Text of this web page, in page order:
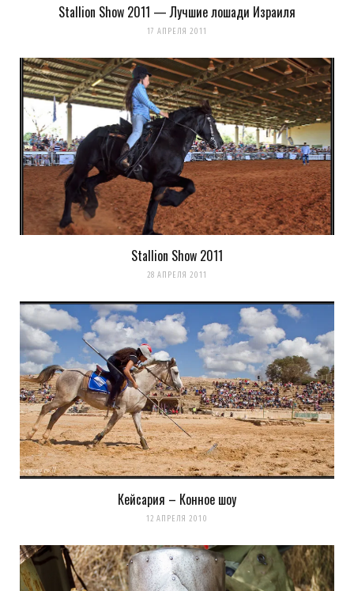
Сохранить моё имя, email и адрес сайта в этом браузере для
Уведомить меня о новых комментариях по email.
Уведомлять меня о новых записях почтой.
Оповещать о новых
комментариях. А можно простоподписаться на комментарии
Stallion Show 2011 — Лучшие лошади Израиля
17 АПРЕЛЯ 2011
Stallion Show 2011
28 АПРЕЛЯ 2011
Кейсария – Конное шоу
12 АПРЕЛЯ 2010